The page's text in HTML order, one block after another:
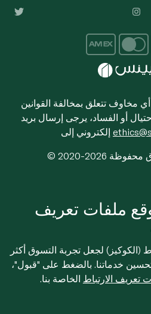
مخاوف تتعلق بمخالفة القوانين
أو الفساد، يرجى إرسال بريد
محفوظة
ملفات تعريف
(الكوكيز) لجعل تجربة التسوق أكثر
خدماتنا. بالضغط على "قبول"،
تعريف الارتباط الخاصة بنا.